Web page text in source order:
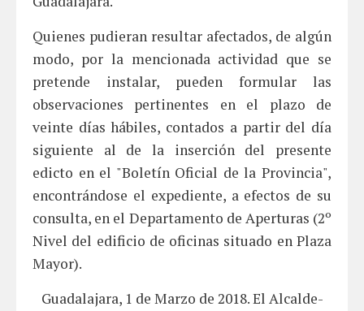
Quienes pudieran resultar afectados, de algún
modo, por la mencionada actividad que se
pretende instalar, pueden formular las
observaciones pertinentes en el plazo de
veinte días hábiles, contados a partir del día
siguiente al de la inserción del presente
edicto en el "Boletín Oficial de la Provincia",
encontrándose el expediente, a efectos de su
consulta, en el Departamento de Aperturas (2º
Nivel del edificio de oficinas situado en Plaza
Mayor).
Guadalajara, 1 de Marzo de 2018. El Alcalde-